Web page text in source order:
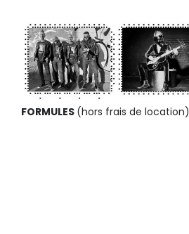
FORMULES (hors frais de location)